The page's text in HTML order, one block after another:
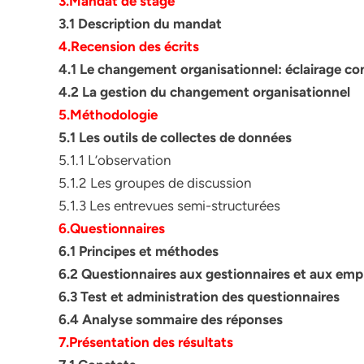
3.1 Description du mandat
4.Recension des écrits
4.1 Le changement organisationnel: éclairage
4.2 La gestion du changement organisationnel
5.Méthodologie
5.1 Les outils de collectes de données
5.1.1 L’observation
5.1.2 Les groupes de discussion
5.1.3 Les entrevues semi-structurées
6.Questionnaires
6.1 Principes et méthodes
6.2 Questionnaires aux gestionnaires et aux
6.3 Test et administration des questionnaires
6.4 Analyse sommaire des réponses
7.Présentation des résultats